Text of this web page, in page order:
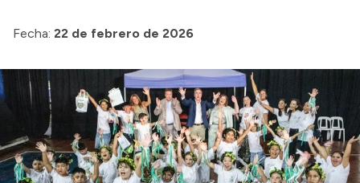
Consulta de pago a proveedores
Intranet
Login
Fecha: 22 de febrero de 2026